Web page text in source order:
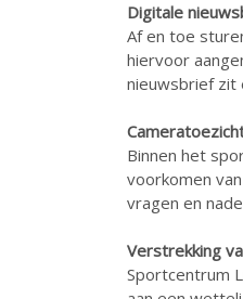
Digitale
Af en toe
hiervoor
nieuwsbrief zit
Binnen het
voorkomen
vragen en
Verstrekking
Sportcentrum